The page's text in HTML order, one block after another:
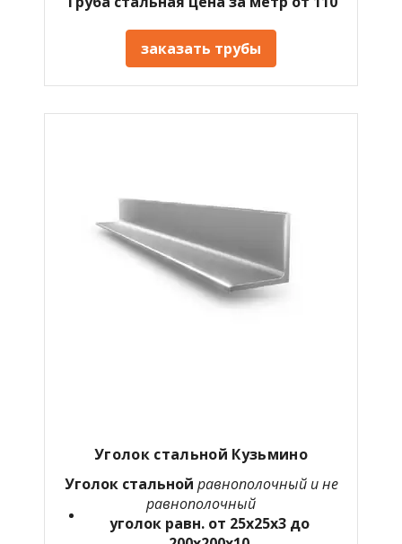
заказать трубы
Уголок стальной Кузьмино
Уголок стальной равнополочный и не
равнополочный
уголок равн. от 25х25х3 до